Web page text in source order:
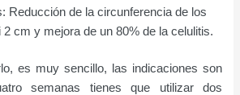
Reducción de la circunferencia de los
cm y mejora de un 80% de la celulitis.
es muy sencillo, las indicaciones son
semanas tienes que utilizar dos